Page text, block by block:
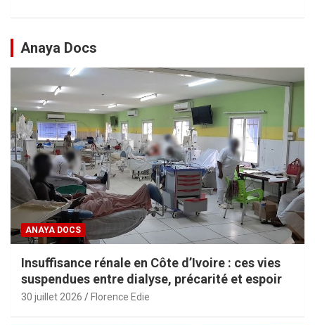
Anaya Docs
ANAYA DOCS
Insuffisance rénale en Côte d’Ivoire : ces vies
suspendues entre dialyse, précarité et espoir
30 juillet 2026 Florence Edie